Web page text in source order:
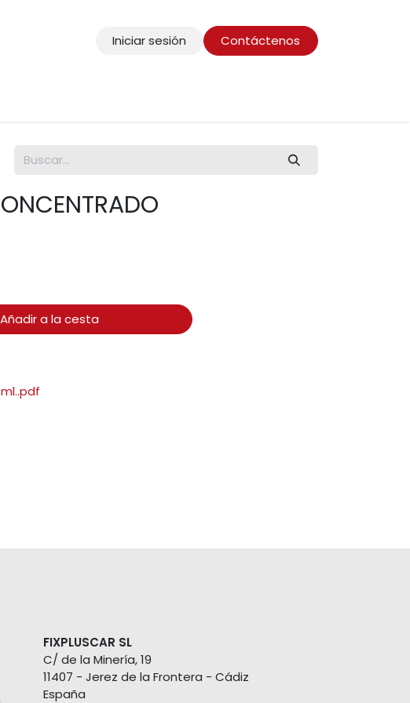
Iniciar sesión Contáctenos
Añadir a la cesta
FIXPLUSCAR SL
C/ de la Minería, 19
11407 - Jerez de la Frontera - Cádiz
España